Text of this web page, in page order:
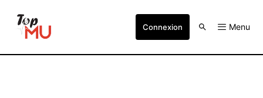
Connexion Menu